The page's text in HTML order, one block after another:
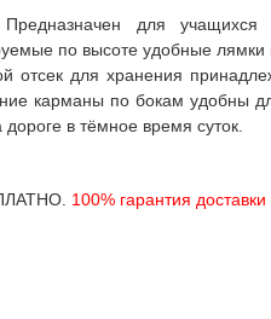
Предназначен для
по высоте удобные
для хранения
карманы по бокам удобны
в тёмное время суток.
100% гарантия